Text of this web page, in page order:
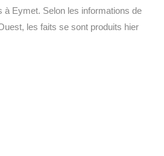
à Eymet. Selon les informations de
les faits se sont produits hier